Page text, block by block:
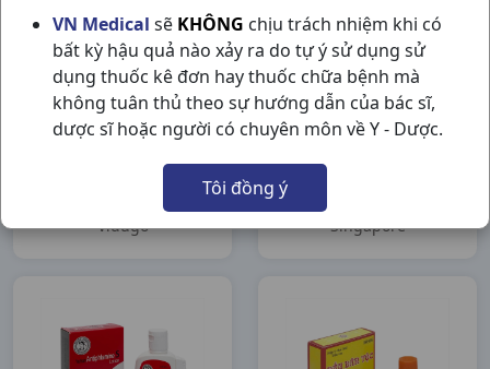
VN Medical sẽ KHÔNG chịu trách nhiệm khi có
bất kỳ hậu quả nào xảy ra do tự ý sử dụng sử
dụng thuốc kê đơn hay thuốc chữa bệnh mà
không tuân thủ theo sự hướng dẫn của bác sĩ,
dược sĩ hoặc người có chuyên môn về Y - Dược.
Tôi đồng ý
Vidugo Dán Giảm Đau
Vidugo
Miếng Dán Tiger Balm
Plaster 10cm X 14cm
Hộp12túi3miếng
Singapore